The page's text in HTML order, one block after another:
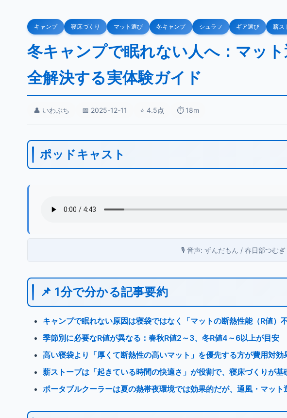
キャンプ 寝床づくり マット選び 冬キャンプ シュラフ ギア選び 薪ス
冬キャンプで眠れない人へ：マッ
全解決する実体験ガイド
👤 いわぶち 📅 2025-12-11 ⭐ 4.5点 ⏱️ 18m
ポッドキャスト
🎙️ 音声: ずんだもん / 春日部つむぎ
📌 1分で分かる記事要約
キャンプで眠れない原因は寝袋ではなく「マットの断熱性能（R値）
季節別に必要なR値が異なる：春秋R値2～3、冬R値4～6以上が目安
高い寝袋より「厚くて断熱性の高いマット」を優先する方が費用対効
薪ストーブは「起きている時間の快適さ」が役割で、寝床づくりが基
ポータブルクーラーは夏の熱帯夜環境では効果的だが、通風・マッ